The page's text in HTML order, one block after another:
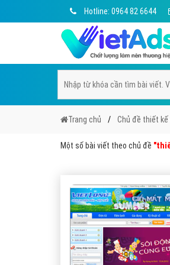
Hotline: 0964 82 6644
Trang chủ Chủ đề thiết
Một số bài viết theo chủ đề